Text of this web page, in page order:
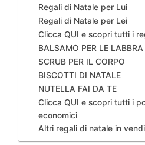
Regali di Natale per Lui
Regali di Natale per Lei
Clicca QUI e scopri tutti i
BALSAMO PER LE LABBRA
SCRUB PER IL CORPO
BISCOTTI DI NATALE
NUTELLA FAI DA TE
Clicca QUI e scopri tutti i
economici
Altri regali di natale in